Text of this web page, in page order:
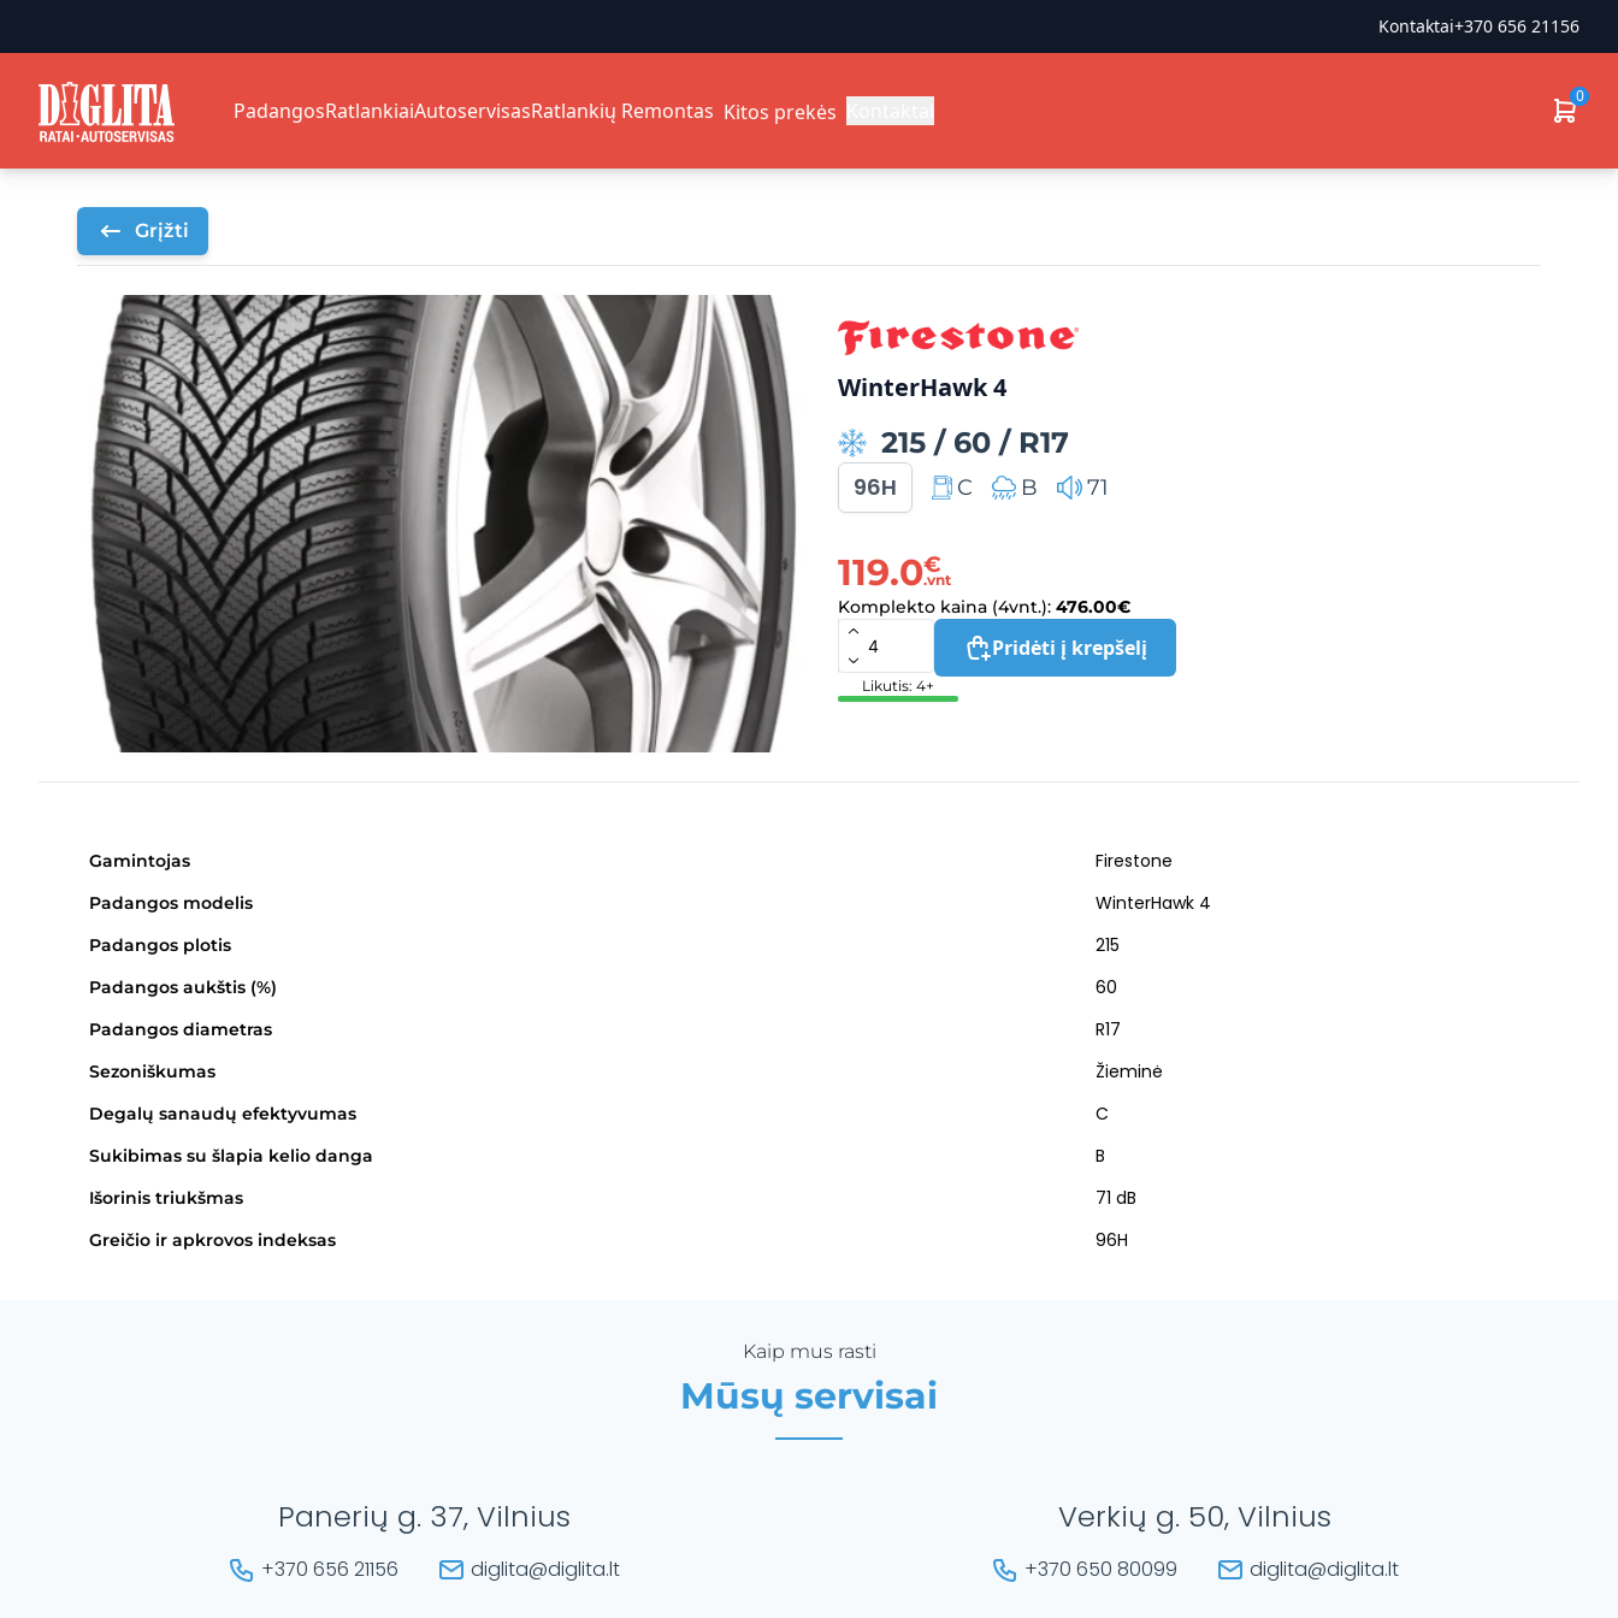
Kontaktai+370 656 21156
PadangosRatlankiaiAutoservisasRatlankių Remontas Kitos prekės
0
Grįžti
WinterHawk 4
215 / 60 / R17
96H C B 71
119.0€
.vnt
Komplekto kaina (4vnt.): 476.00€
Pridėti į krepšelį
Likutis: 4+
Gamintojas Firestone
Padangos modelis WinterHawk 4
Padangos plotis 215
Padangos aukštis (%) 60
Padangos diametras R17
Sezoniškumas Žieminė
Degalų sanaudų efektyvumas C
Sukibimas su šlapia kelio danga B
Išorinis triukšmas 71 dB
Greičio ir apkrovos indeksas 96H
Kaip mus rasti
Mūsų servisai
Panerių g. 37, Vilnius
+370 656 21156 diglita@diglita.lt
Verkių g. 50, Vilnius
+370 650 80099 diglita@diglita.lt